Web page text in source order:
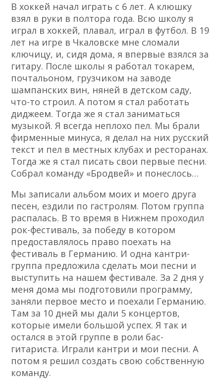
В хоккей начал играть с 6 лет. А клюшку
взял в руки в полтора года. Всю школу я
играл в хоккей, плавал, играл в футбол. В 19
лет на игре в Чкаловске мне сломали
ключицу, и, сидя дома, я впервые взялся за
гитару. После школы я работал токарем,
почтальоном, грузчиком на заводе
шампанских вин, няней в детском саду,
что-то строил. А потом я стал работать
диджеем. Тогда же я стал заниматься
музыкой. Я всегда неплохо пел. Мы брали
фирменные минуса, я делал на них русский
текст и пел в местных клубах и ресторанах.
Тогда же я стал писать свои первые песни.
Собрал команду «Бродвей» и понеслось…
Мы записали альбом моих и моего друга
песен, ездили по гастролям. Потом группа
распалась. В то время в Нижнем проходил
рок-фестиваль, за победу в котором
предоставлялось право поехать на
фестиваль в Германию. И одна кантри-
группа предложила сделать мои песни и
выступить на нашем фестивале. За 2 дня у
меня дома мы подготовили программу,
заняли первое место и поехали Германию.
Там за 10 дней мы дали 5 концертов,
которые имели большой успех. Я так и
остался в этой группе в роли бас-
гитариста. Играли кантри и мои песни. А
потом я решил создать свою собственную
команду.